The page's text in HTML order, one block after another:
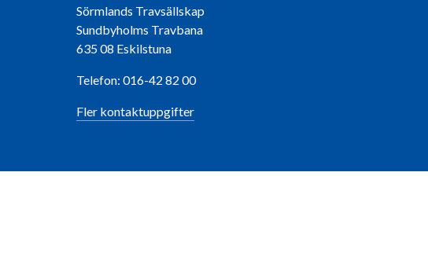
Sörmlands Travsällskap
Sundbyholms Travbana
635 08 Eskilstuna
Telefon: 016-42 82 00
Fler kontaktuppgifter